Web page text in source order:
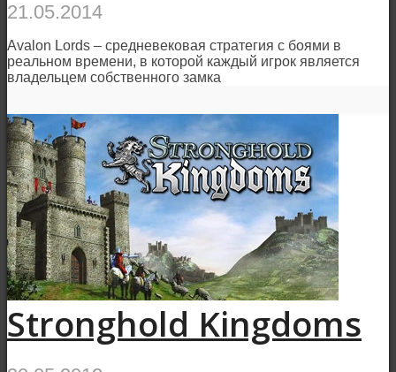
21.05.2014
Avalon Lords – средневековая стратегия с боями в
реальном времени, в которой каждый игрок является
владельцем собственного замка
Stronghold Kingdoms